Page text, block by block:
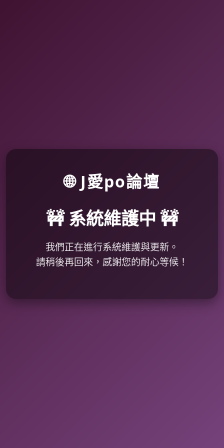
🌐 J愛po論壇
🚧 系統維護中 🚧
我們正在進行系統維護與更新。
請稍後再回來，感謝您的耐心等候！